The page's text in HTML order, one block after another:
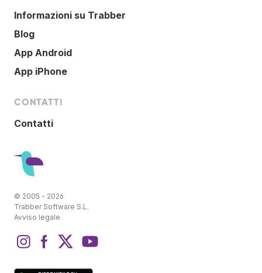
Informazioni su Trabber
Blog
App Android
App iPhone
CONTATTI
Contatti
© 2005 - 2026
Trabber Software S.L.
Avviso legale